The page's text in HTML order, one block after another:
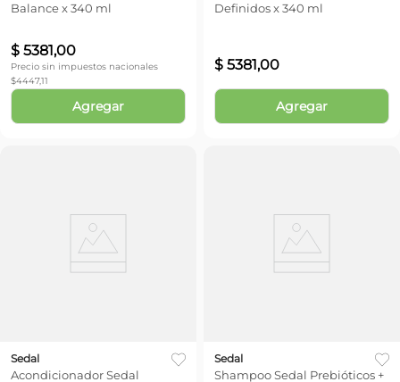
Balance x 340 ml
$ 5381,00
Precio sin impuestos nacionales
$4447,11
Agregar
Definidos x 340 ml
$ 5381,00
Agregar
Sedal
Acondicionador Sedal
Sedal
Shampoo Sedal Prebióticos +